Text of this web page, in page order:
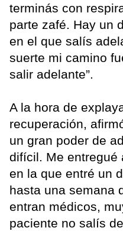
terminás con
parte zafé. Hay un
en el que salís
suerte mi camino
salir adelante”.
A la hora de
recuperación,
un gran poder de
difícil. Me entregué
en la que entré un
hasta una semana
entran médicos,
paciente no salís